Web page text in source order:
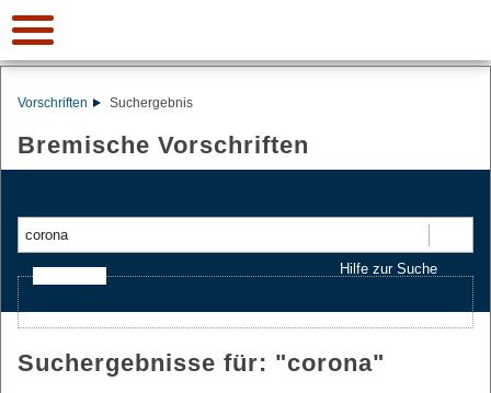
Vorschriften Suchergebnis
Bremische Vorschriften
Hilfe zur Suche
Suchergebnisse für: "corona"